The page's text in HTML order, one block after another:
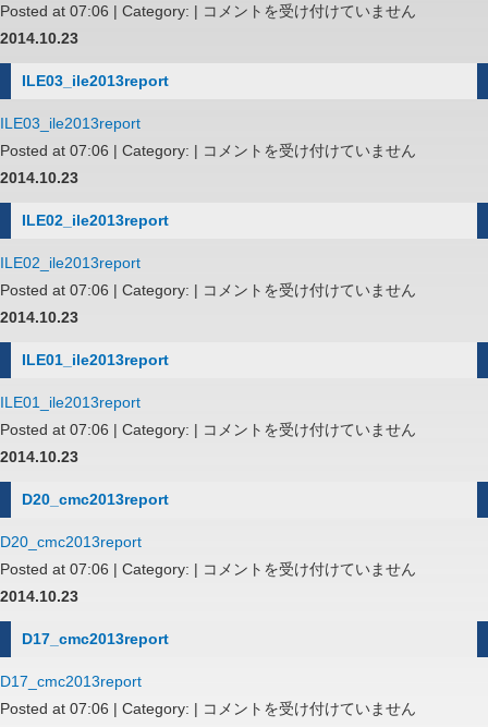
Posted at 07:06 | Category: | ILE04_ile2013report
コメントを受け付けていません
2014.10.23
ILE03_ile2013report
ILE03_ile2013report
Posted at 07:06 | Category: | ILE03_ile2013report
コメントを受け付けていません
2014.10.23
ILE02_ile2013report
ILE02_ile2013report
Posted at 07:06 | Category: | ILE02_ile2013report
コメントを受け付けていません
2014.10.23
ILE01_ile2013report
ILE01_ile2013report
Posted at 07:06 | Category: | ILE01_ile2013report
コメントを受け付けていません
2014.10.23
D20_cmc2013report
D20_cmc2013report
Posted at 07:06 | Category: | D20_cmc2013report
コメントを受け付けていません
2014.10.23
D17_cmc2013report
D17_cmc2013report
Posted at 07:06 | Category: | D17_cmc2013report
コメントを受け付けていません